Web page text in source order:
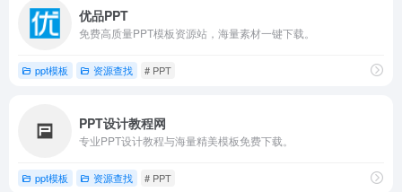
优品PPT
免费高质量PPT模板资源站，海量素材一键下载。
ppt模板 资源查找 # PPT
PPT设计教程网
专业PPT设计教程与海量精美模板免费下载。
ppt模板 资源查找 # PPT